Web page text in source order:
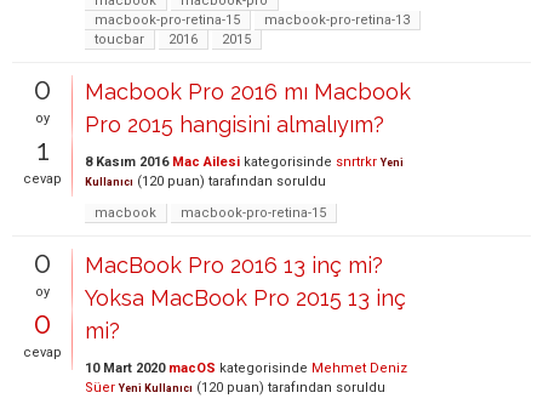
macbook-pro-retina-15
macbook-pro-retina-13
toucbar
2016 2015
0
oy
1
cevap
Macbook Pro 2016 mı Macbook
Pro 2015 hangisini almalıyım?
8 Kasım 2016 Mac Ailesi kategorisinde snrtrkr Yeni
Kullanıcı (120 puan) tarafından soruldu
macbook
macbook-pro-retina-15
0
oy
0
cevap
MacBook Pro 2016 13 inç mi?
Yoksa MacBook Pro 2015 13 inç
mi?
10 Mart 2020 macOS kategorisinde Mehmet Deniz
Süer Yeni Kullanıcı (120 puan) tarafından soruldu